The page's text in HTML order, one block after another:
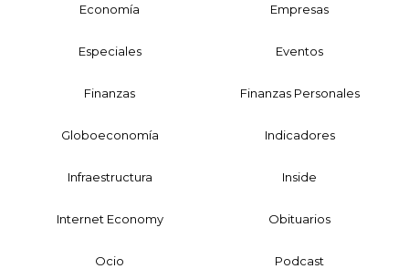
Economía Empresas
Especiales Eventos
Finanzas Finanzas Personales
Globoeconomía Indicadores
Infraestructura Inside
Internet Economy Obituarios
Ocio Podcast